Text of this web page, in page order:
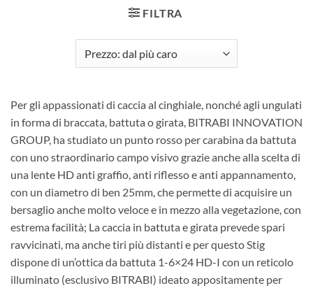
FILTRA
Per gli appassionati di caccia al cinghiale, nonché agli ungulati
in forma di braccata, battuta o girata, BITRABI INNOVATION
GROUP, ha studiato un punto rosso per carabina da battuta
con uno straordinario campo visivo grazie anche alla scelta di
una lente HD anti graffio, anti riflesso e anti appannamento,
con un diametro di ben 25mm, che permette di acquisire un
bersaglio anche molto veloce e in mezzo alla vegetazione, con
estrema facilità; La caccia in battuta e girata prevede spari
ravvicinati, ma anche tiri più distanti e per questo Stig
dispone di un’ottica da battuta 1-6×24 HD-I con un reticolo
illuminato (esclusivo BITRABI) ideato appositamente per